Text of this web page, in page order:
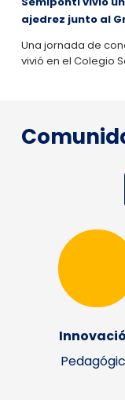
ajedrez junto al
Una jornada de
vivió en el Colegio